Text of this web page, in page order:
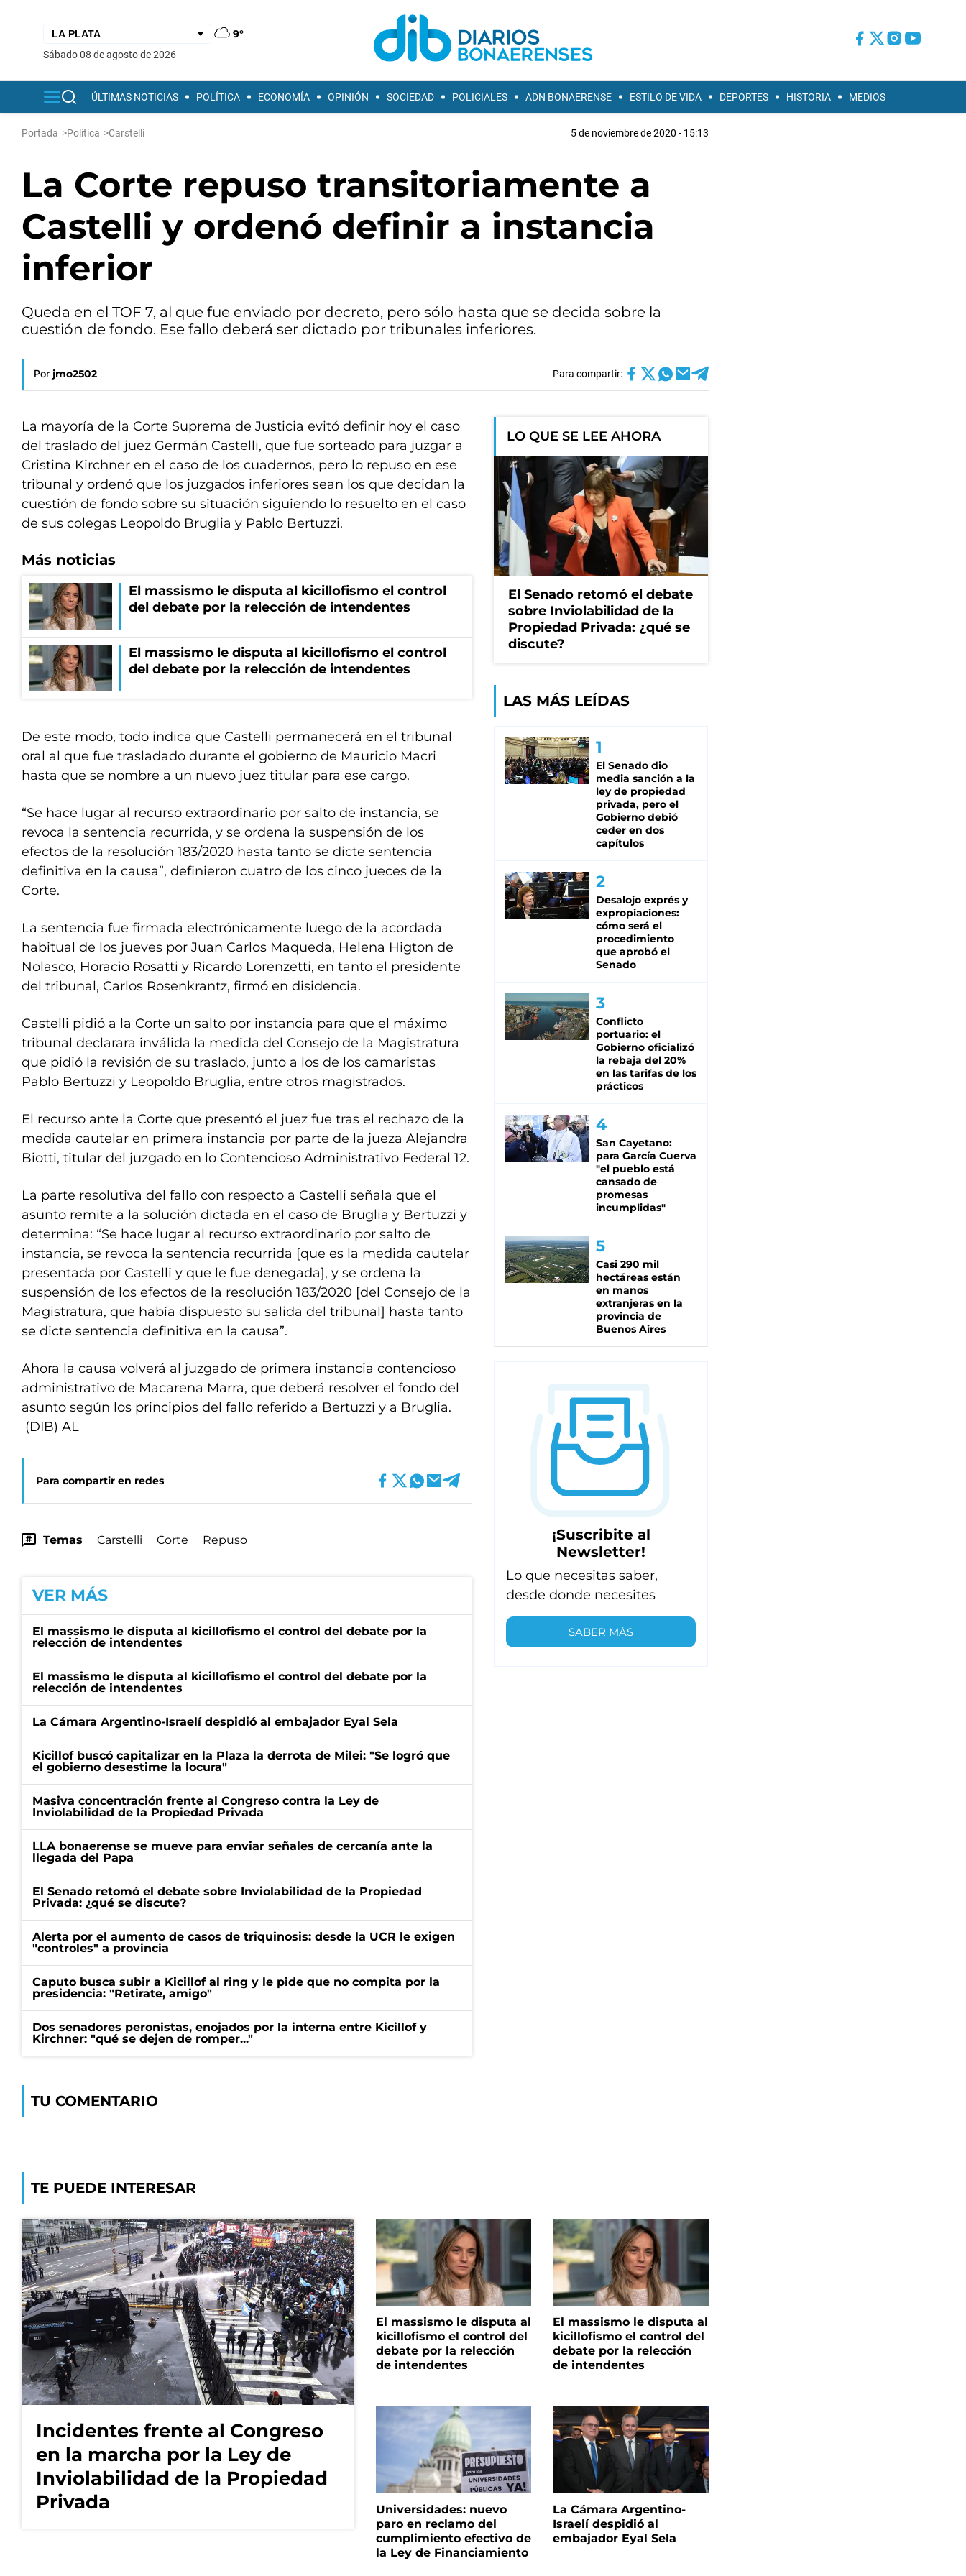
9°
sábado 08 de agosto de 2026
ÚLTIMAS NOTICIAS POLÍTICA ECONOMÍA OPINIÓN SOCIEDAD POLICIALES ADN BONAERENSE ESTILO DE VIDA DEPORTES HISTORIA MEDIOS
Portada >Política >Carstelli 5 de noviembre de 2020 - 15:13
La Corte repuso transitoriamente a
Castelli y ordenó definir a instancia
inferior
Queda en el TOF 7, al que fue enviado por decreto, pero sólo hasta que se decida sobre la
cuestión de fondo. Ese fallo deberá ser dictado por tribunales inferiores.
Por jmo2502 Para compartir:
La mayoría de la Corte Suprema de Justicia evitó definir hoy el caso
del traslado del juez Germán Castelli, que fue sorteado para juzgar a
Cristina Kirchner en el caso de los cuadernos, pero lo repuso en ese
tribunal y ordenó que los juzgados inferiores sean los que decidan la
cuestión de fondo sobre su situación siguiendo lo resuelto en el caso
de sus colegas Leopoldo Bruglia y Pablo Bertuzzi.
Más noticias
El massismo le disputa al kicillofismo el control
del debate por la relección de intendentes
El massismo le disputa al kicillofismo el control
del debate por la relección de intendentes
De este modo, todo indica que Castelli permanecerá en el tribunal
oral al que fue trasladado durante el gobierno de Mauricio Macri
hasta que se nombre a un nuevo juez titular para ese cargo.
“Se hace lugar al recurso extraordinario por salto de instancia, se
revoca la sentencia recurrida, y se ordena la suspensión de los
efectos de la resolución 183/2020 hasta tanto se dicte sentencia
definitiva en la causa”, definieron cuatro de los cinco jueces de la
Corte.
La sentencia fue firmada electrónicamente luego de la acordada
habitual de los jueves por Juan Carlos Maqueda, Helena Higton de
Nolasco, Horacio Rosatti y Ricardo Lorenzetti, en tanto el presidente
del tribunal, Carlos Rosenkrantz, firmó en disidencia.
Castelli pidió a la Corte un salto por instancia para que el máximo
tribunal declarara inválida la medida del Consejo de la Magistratura
que pidió la revisión de su traslado, junto a los de los camaristas
Pablo Bertuzzi y Leopoldo Bruglia, entre otros magistrados.
El recurso ante la Corte que presentó el juez fue tras el rechazo de la
medida cautelar en primera instancia por parte de la jueza Alejandra
Biotti, titular del juzgado en lo Contencioso Administrativo Federal 12.
La parte resolutiva del fallo con respecto a Castelli señala que el
asunto remite a la solución dictada en el caso de Bruglia y Bertuzzi y
determina: “Se hace lugar al recurso extraordinario por salto de
instancia, se revoca la sentencia recurrida [que es la medida cautelar
presentada por Castelli y que le fue denegada], y se ordena la
suspensión de los efectos de la resolución 183/2020 [del Consejo de la
Magistratura, que había dispuesto su salida del tribunal] hasta tanto
se dicte sentencia definitiva en la causa”.
Ahora la causa volverá al juzgado de primera instancia contencioso
administrativo de Macarena Marra, que deberá resolver el fondo del
asunto según los principios del fallo referido a Bertuzzi y a Bruglia.
(DIB) AL
Para compartir en redes
Temas Carstelli Corte Repuso
VER MÁS
El massismo le disputa al kicillofismo el control del debate por la
relección de intendentes
El massismo le disputa al kicillofismo el control del debate por la
relección de intendentes
La Cámara Argentino-Israelí despidió al embajador Eyal Sela
Kicillof buscó capitalizar en la Plaza la derrota de Milei: "Se logró que
el gobierno desestime la locura"
Masiva concentración frente al Congreso contra la Ley de
Inviolabilidad de la Propiedad Privada
LLA bonaerense se mueve para enviar señales de cercanía ante la
llegada del Papa
El Senado retomó el debate sobre Inviolabilidad de la Propiedad
Privada: ¿qué se discute?
Alerta por el aumento de casos de triquinosis: desde la UCR le exigen
"controles" a provincia
Caputo busca subir a Kicillof al ring y le pide que no compita por la
presidencia: "Retirate, amigo"
Dos senadores peronistas, enojados por la interna entre Kicillof y
Kirchner: "qué se dejen de romper..."
TU COMENTARIO
LO QUE SE LEE AHORA
El Senado retomó el debate
sobre Inviolabilidad de la
Propiedad Privada: ¿qué se
discute?
LAS MÁS LEÍDAS
El Senado dio
media sanción a la
ley de propiedad
privada, pero el
Gobierno debió
ceder en dos
capítulos
Desalojo exprés y
expropiaciones:
cómo será el
procedimiento
que aprobó el
Senado
Conflicto
portuario: el
Gobierno oficializó
la rebaja del 20%
en las tarifas de los
prácticos
San Cayetano:
para García Cuerva
"el pueblo está
cansado de
promesas
incumplidas"
Casi 290 mil
hectáreas están
en manos
extranjeras en la
provincia de
Buenos Aires
¡Suscribite al
Newsletter!
Lo que necesitas saber,
desde donde necesites
SABER MÁS
TE PUEDE INTERESAR
Incidentes frente al Congreso
en la marcha por la Ley de
Inviolabilidad de la Propiedad
Privada
El massismo le disputa al
kicillofismo el control del
debate por la relección
de intendentes
El massismo le disputa al
kicillofismo el control del
debate por la relección
de intendentes
Universidades: nuevo
paro en reclamo del
cumplimiento efectivo de
la Ley de Financiamiento
La Cámara Argentino-
Israelí despidió al
embajador Eyal Sela